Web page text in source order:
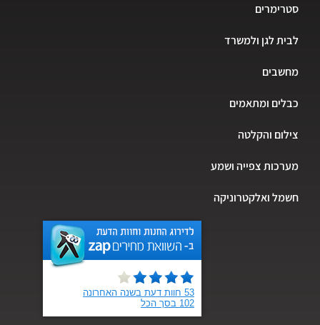
סטרימרים
לבית לגן ולמשרד
מחשבים
כבלים ומתאמים
צילום והקלטה
מערכות צפייה ושמע
חשמל ואלקטרוניקה